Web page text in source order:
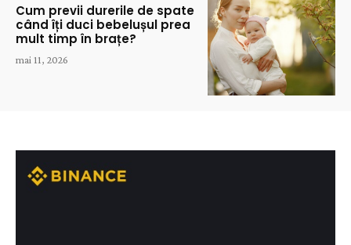
Cum previi durerile de spate
când îți duci bebelușul prea
mult timp în brațe?
mai 11, 2026